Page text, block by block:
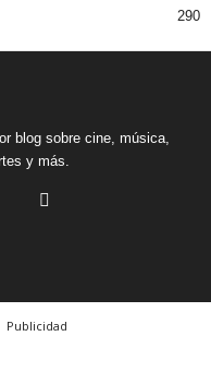
290
blog sobre cine, música,
y más.
Publicidad